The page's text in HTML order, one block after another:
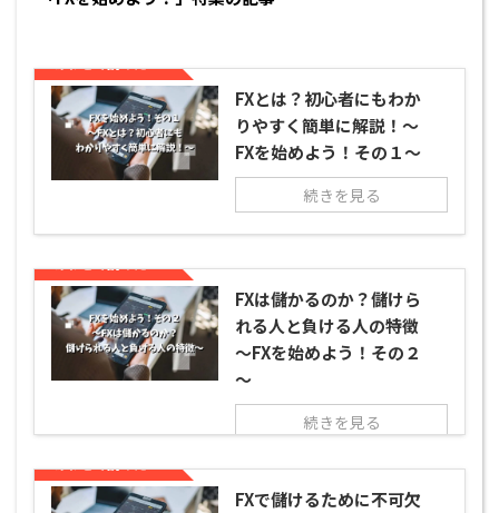
FXとは？初心者にもわか
りやすく簡単に解説！～
FXを始めよう！その１～
続きを見る
FXは儲かるのか？儲けら
れる人と負ける人の特徴
～FXを始めよう！その２
～
続きを見る
FXで儲けるために不可欠